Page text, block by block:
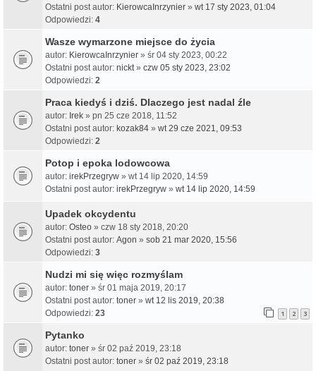
Ostatni post autor: KierowcaInrzynier » wt 17 sty 2023, 01:04
Odpowiedzi: 4
Wasze wymarzone miejsce do życia
autor: KierowcaInrzynier » śr 04 sty 2023, 00:22
Ostatni post autor: nickt » czw 05 sty 2023, 23:02
Odpowiedzi: 2
Praca kiedyś i dziś. Dlaczego jest nadal źle
autor: Irek » pn 25 cze 2018, 11:52
Ostatni post autor: kozak84 » wt 29 cze 2021, 09:53
Odpowiedzi: 2
Potop i epoka lodowcowa
autor: irekPrzegryw » wt 14 lip 2020, 14:59
Ostatni post autor: irekPrzegryw » wt 14 lip 2020, 14:59
Upadek okcydentu
autor: Osteo » czw 18 sty 2018, 20:20
Ostatni post autor: Agon » sob 21 mar 2020, 15:56
Odpowiedzi: 3
Nudzi mi się więc rozmyślam
autor: toner » śr 01 maja 2019, 20:17
Ostatni post autor: toner » wt 12 lis 2019, 20:38
Odpowiedzi: 23 1 2 3
Pytanko
autor: toner » śr 02 paź 2019, 23:18
Ostatni post autor: toner » śr 02 paź 2019, 23:18